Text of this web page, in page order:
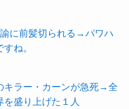
に前髪切られる→パワハ
ね。
キラー・カーンが急死→全
盛り上げた１人